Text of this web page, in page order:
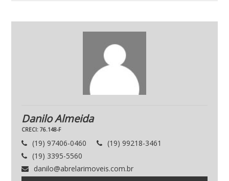
Danilo Almeida
CRECI: 76.148-F
(19) 97406-0460
(19) 99218-3461
(19) 3395-5560
danilo@abrelarimoveis.com.br